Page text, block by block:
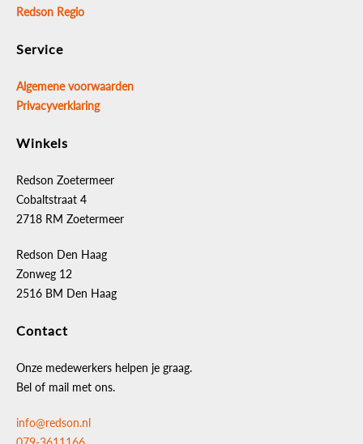
Redson Regio
Service
Algemene voorwaarden
Privacyverklaring
Winkels
Redson Zoetermeer
Cobaltstraat 4
2718 RM Zoetermeer
Redson Den Haag
Zonweg 12
2516 BM Den Haag
Contact
Onze medewerkers helpen je graag.
Bel of mail met ons.
info@redson.nl